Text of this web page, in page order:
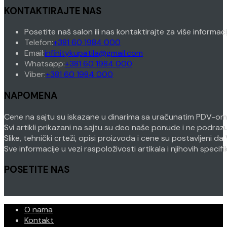
KONTAKTIRAJTE NAS
Posetite naš salon ili nas kontaktirajte za više
Telefon:+381 60 1984 000
in
your
Email:infinitykupatila@gmail.com
Whatsapp:+381 60 1984 000
Viber:+381 60 1984 000
NAPOMENA
Cene na sajtu su iskazane u dinarima sa uračunatim PDV-
Svi artikli prikazani na sajtu su deo naše ponude i ne
Slike, tehnički crteži, opisi proizvoda i cene su postavljeni
Sve informacije u vezi raspoloživosti artikala i njihovih
POSETITE NAS
O nama
Kontakt